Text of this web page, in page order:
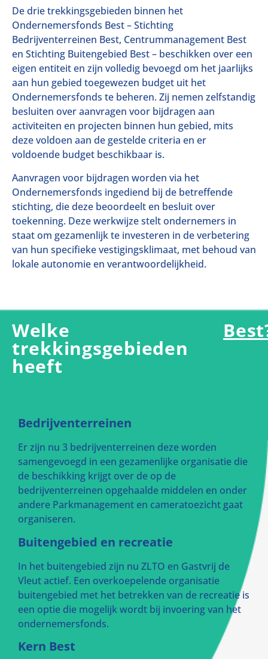
De drie trekkingsgebieden binnen het
Ondernemersfonds Best – Stichting
Bedrijventerreinen Best, Centrummanagement Best
en Stichting Buitengebied Best – beschikken over een
eigen entiteit en zijn volledig bevoegd om het jaarlijks
aan hun gebied toegewezen budget uit het
Ondernemersfonds te beheren. Zij nemen zelfstandig
besluiten over aanvragen voor bijdragen aan
activiteiten en projecten binnen hun gebied, mits
deze voldoen aan de gestelde criteria en er
voldoende budget beschikbaar is.​
Aanvragen voor bijdragen worden via het
Ondernemersfonds ingediend bij de betreffende
stichting, die deze beoordeelt en besluit over
toekenning. Deze werkwijze stelt ondernemers in
staat om gezamenlijk te investeren in de verbetering
van hun specifieke vestigingsklimaat, met behoud van
lokale autonomie en verantwoordelijkheid.
Welke
trekkingsgebieden
heeft
Bedrijventerreinen
Er zijn nu 3 bedrijventerreinen deze worden
samengevoegd in een gezamenlijke organisatie die
de beschikking krijgt over de op de
bedrijventerreinen opgehaalde middelen en onder
andere Parkmanagement en cameratoezicht gaat
organiseren.
Buitengebied en recreatie
In het buitengebied zijn nu ZLTO en Gastvrij de
Vleut actief. Een overkoepelende organisatie
buitengebied met het betrekken van de recreatie is
een optie die mogelijk wordt bij invoering van het
ondernemersfonds.
Kern Best